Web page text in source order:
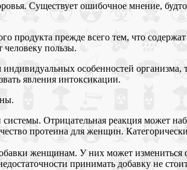
Существует ошибочное мнение,
продукта прежде всего тем, что
человеку пользы.
особенностей
явления интоксикации.
Отрицательная реакция может
протеина для женщин.
женщинам. У них может
принимать добавку не